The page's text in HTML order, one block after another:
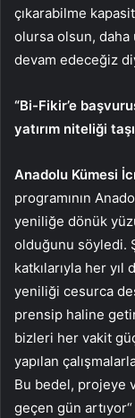
çıkarabilme
olursa olsun, daha
devam edeceğiz
“Bi-Fikir’e
yatırım niteliği
Anadolu Kümesi
programının
yeniliğe dönük
olduğunu söyledi.
katkılarıyla her
yeniliği cesurca
prensip haline
bizleri her vakit
yapılan
Bu bedel, projeye
geçen gün